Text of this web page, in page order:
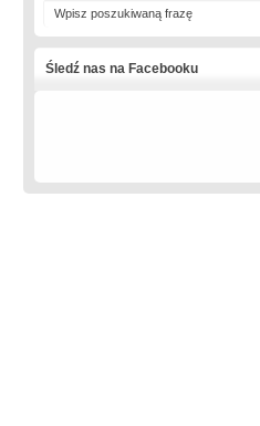
Wpisz poszukiwaną frazę
Śledź nas na Facebooku